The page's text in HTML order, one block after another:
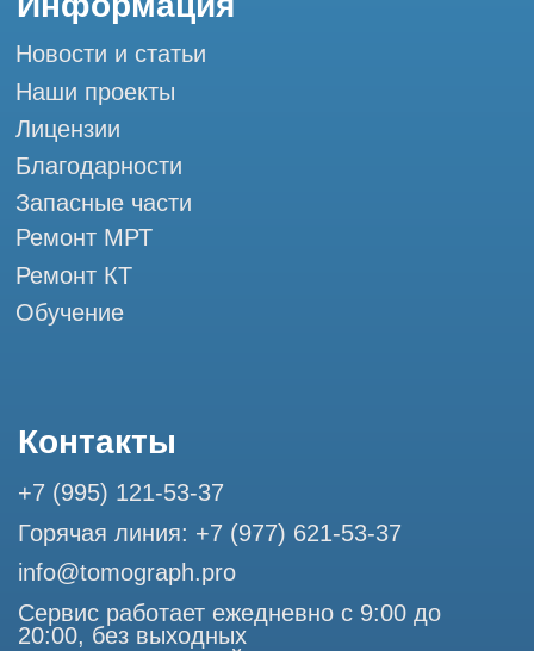
Мы в социальных сетях
только с согласия владельца. Владелец оставляет за собой
право воспользоваться статьей 146 УК РФ при нарушении
представленная на сайте, ни при каких условиях не
является публичной офертой, определяемой положениями
Статьи 437 (2) Гражданского кодекса РФ.
использование сайтом cookies и обработку персональных
данных в целях функционирования сайта, проведения
ретаргетинга, статистических исследований, улучшения
сервиса и предоставления релевантной рекламной
информации на основе ваших предпочтений и интересов.
Профессиональный сервис МРТ и КТ
ООО "ТОМОГРАФ ПРО" ИНН 9701226718 ОГРН
1227700720532
© Tomograph.pro
Разработка сайта